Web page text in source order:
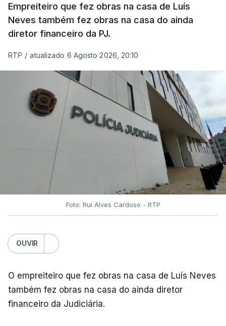
Empreiteiro que fez obras na casa de Luís
Neves também fez obras na casa do ainda
diretor financeiro da PJ.
RTP / atualizado 6 Agosto 2026, 20:10
Foto: Rui Alves Cardoso - RTP
OUVIR
O empreiteiro que fez obras na casa de Luís Neves
também fez obras na casa do ainda diretor
financeiro da Judiciária.